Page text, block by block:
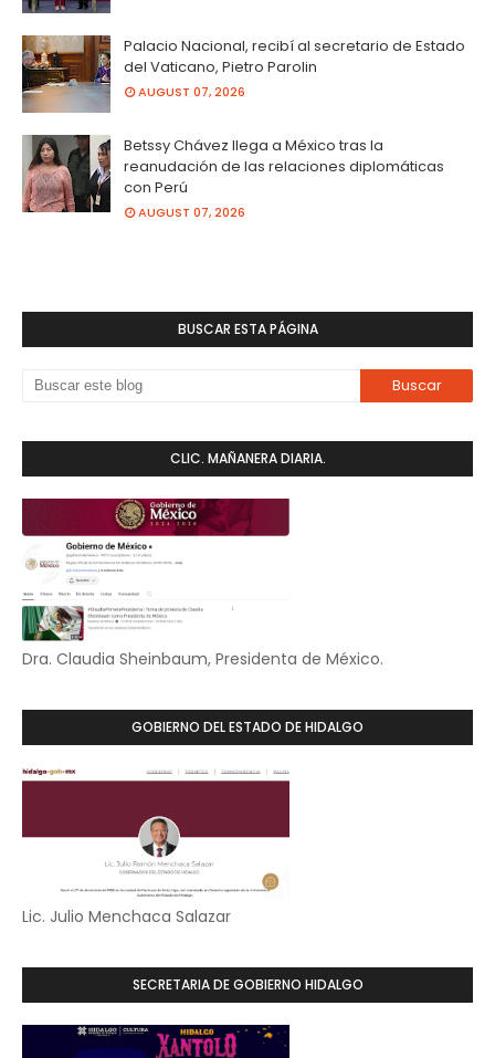
Palacio Nacional, recibí al secretario de Estado
del Vaticano, Pietro Parolin
AUGUST 07, 2026
Betssy Chávez llega a México tras la
reanudación de las relaciones diplomáticas
con Perú
AUGUST 07, 2026
BUSCAR ESTA PÁGINA
CLIC. MAÑANERA DIARIA.
Dra. Claudia Sheinbaum, Presidenta de México.
GOBIERNO DEL ESTADO DE HIDALGO
Lic. Julio Menchaca Salazar
SECRETARIA DE GOBIERNO HIDALGO